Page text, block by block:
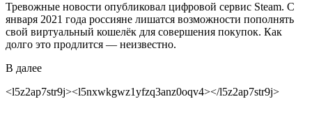
Тревожные новости опубликовал цифровой сервис Steam. С
января 2021 года россияне лишатся возможности пополнять
свой виртуальный кошелёк для совершения покупок. Как
долго это продлится — неизвестно.
В далее
<l5z2ap7str9j><l5nxwkgwz1yfzq3anz0oqv4></l5z2ap7str9j>